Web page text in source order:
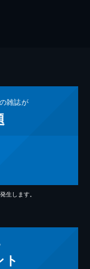
雑誌が
生します。